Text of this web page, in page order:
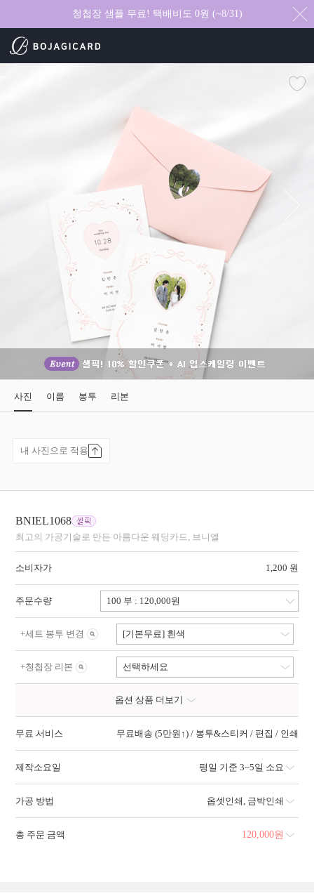
청첩장 샘플 무료! 택배비도 0원 (~8/31)
BNIEL1068
최고의 가공기술로 만든 아름다운 웨딩카드, 브니엘
소비자가 1,200 원
사진 이름 봉투 리본
내 사진으로 적용
주문수량
+세트 봉투 변경 [기본무료] 흰색
+청첩장 리본 선택하세요
옵션 상품 더보기
무료 서비스 무료배송 (5만원↑) / 봉투&스티커 / 편집 / 인쇄
제작소요일 평일 기준 3~5일 소요
가공 방법 옵셋인쇄 금박인쇄
총 주문 금액 120,000원